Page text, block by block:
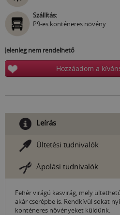
Szállítás:
P9-es konténeres növény
Jelenleg nem rendelhető
Hozzáadom a
Leírás
Ültetési tudnivalók
Ápolási tudnivalók
Fehér virágú kasvirág, mely
akár cserépbe is. Rendkívül sokat
konténeres növényeket küldünk.